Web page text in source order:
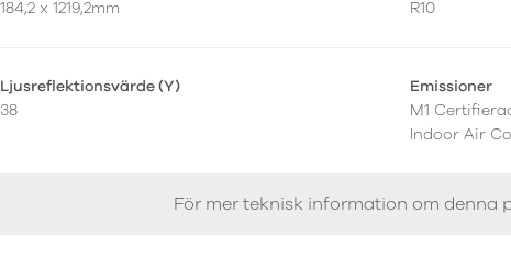
184,2 x 1219,2mm
R10
Ljusreflektionsvärde (Y)
38
Emissioner
M1
Indoor Air
För mer teknisk information om denna